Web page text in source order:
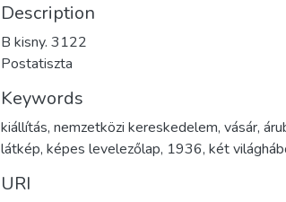
Description
B kisny. 3122
Postatiszta
Keywords
kiállítás, nemzetközi kereskedelem, vásár,
látkép, képes levelezőlap, 1936, két
URI